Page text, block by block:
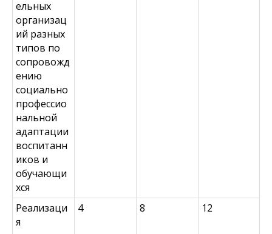
ельных
организац
ий разных
типов по
сопровожд
ению
социально
профессио
нальной
адаптации
воспитанн
иков и
обучающи
хся
Реализаци
я
4 8 12